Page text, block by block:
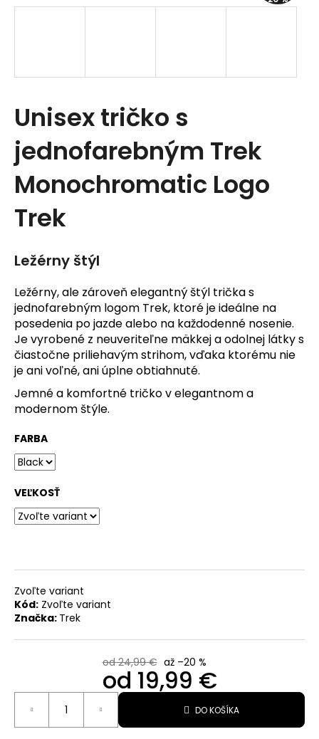
Unisex tričko s
jednofarebným Trek
Monochromatic Logo
Trek
Ležérny štýl
Ležérny, ale zároveň elegantný štýl trička s
jednofarebným logom Trek, ktoré je ideálne na
posedenia po jazde alebo na každodenné nosenie.
Je vyrobené z neuveriteľne mäkkej a odolnej látky s
čiastočne priliehavým strihom, vďaka ktorému nie
je ani voľné, ani úplne obtiahnuté.
Jemné a komfortné tričko v elegantnom a
modernom štýle.
FARBA
VEĽKOSŤ
Zvoľte variant
Kód: Zvoľte variant
Značka: Trek
od 24,99 € až –20 %
od 19,99 €
Jednotková
cena:
DO KOŠÍKA
j
s
ť
?
O
d
p
o
ú
č
m
e
PROJECT
SPINSHIELD
AIR
-
CRYSTAL
€
Pôvodne:
€